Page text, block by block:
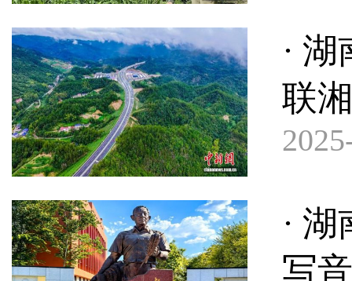
·
联
·
写